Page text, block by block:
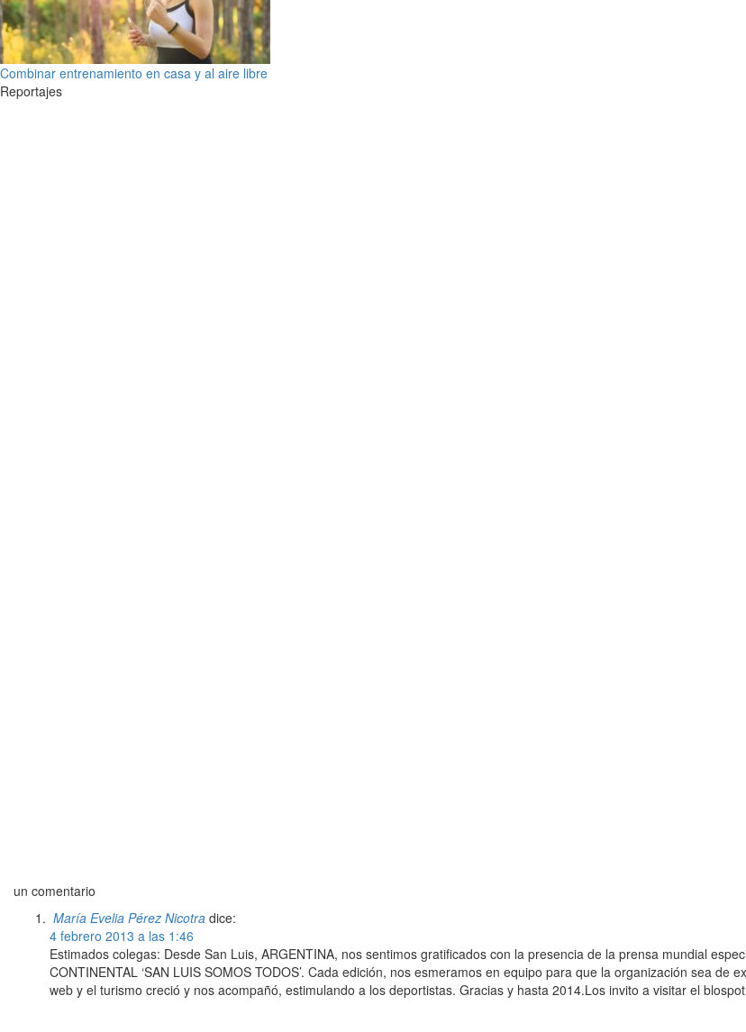
Combinar entrenamiento en casa y al aire libre
Reportajes
un comentario
María Evelia Pérez Nicotra dice:
4 febrero 2013 a las 1:46
Estimados colegas: Desde San Luis, ARGENTINA, nos sentimos gratificados con la presencia de la prensa mundial
CONTINENTAL ‘SAN LUIS SOMOS TODOS’. Cada edición, nos esmeramos en equipo para que la organización sea
web y el turismo creció y nos acompañó, estimulando a los deportistas. Gracias y hasta 2014.Los invito a visitar el